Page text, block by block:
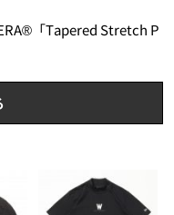
「Tapered Stretch P